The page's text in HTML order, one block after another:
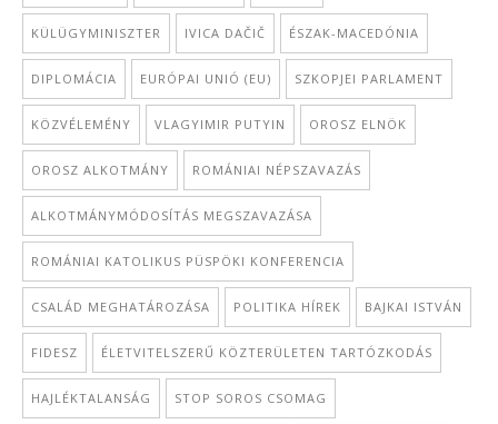
KÜLÜGYMINISZTER IVICA DAČIČ ÉSZAK-MACEDÓNIA
DIPLOMÁCIA EURÓPAI UNIÓ (EU) SZKOPJEI PARLAMENT
KÖZVÉLEMÉNY VLAGYIMIR PUTYIN OROSZ ELNÖK
OROSZ ALKOTMÁNY ROMÁNIAI NÉPSZAVAZÁS
ALKOTMÁNYMÓDOSÍTÁS MEGSZAVAZÁSA
ROMÁNIAI KATOLIKUS PÜSPÖKI KONFERENCIA
CSALÁD MEGHATÁROZÁSA POLITIKA HÍREK BAJKAI ISTVÁN
FIDESZ ÉLETVITELSZERŰ KÖZTERÜLETEN TARTÓZKODÁS
HAJLÉKTALANSÁG STOP SOROS CSOMAG